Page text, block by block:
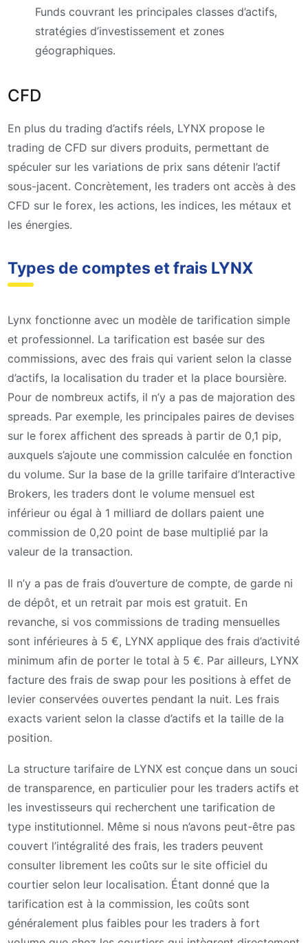
Funds couvrant les principales classes d’actifs,
stratégies d’investissement et zones
géographiques.
CFD
En plus du trading d’actifs réels, LYNX propose le
trading de CFD sur divers produits, permettant de
spéculer sur les variations de prix sans détenir l’actif
sous-jacent. Concrètement, les traders ont accès à des
CFD sur le forex, les actions, les indices, les métaux et
les énergies.
Types de comptes et frais LYNX
Lynx fonctionne avec un modèle de tarification simple
et professionnel. La tarification est basée sur des
commissions, avec des frais qui varient selon la classe
d’actifs, la localisation du trader et la place boursière.
Pour de nombreux actifs, il n’y a pas de majoration des
spreads. Par exemple, les principales paires de devises
sur le forex affichent des spreads à partir de 0,1 pip,
auxquels s’ajoute une commission calculée en fonction
du volume. Sur la base de la grille tarifaire d’Interactive
Brokers, les traders dont le volume mensuel est
inférieur ou égal à 1 milliard de dollars paient une
commission de 0,20 point de base multiplié par la
valeur de la transaction.
Il n’y a pas de frais d’ouverture de compte, de garde ni
de dépôt, et un retrait par mois est gratuit. En
revanche, si vos commissions de trading mensuelles
sont inférieures à 5 €, LYNX applique des frais d’activité
minimum afin de porter le total à 5 €. Par ailleurs, LYNX
facture des frais de swap pour les positions à effet de
levier conservées ouvertes pendant la nuit. Les frais
exacts varient selon la classe d’actifs et la taille de la
position.
La structure tarifaire de LYNX est conçue dans un souci
de transparence, en particulier pour les traders actifs et
les investisseurs qui recherchent une tarification de
type institutionnel. Même si nous n’avons peut-être pas
couvert l’intégralité des frais, les traders peuvent
consulter librement les coûts sur le site officiel du
courtier selon leur localisation. Étant donné que la
tarification est à la commission, les coûts sont
généralement plus faibles pour les traders à fort